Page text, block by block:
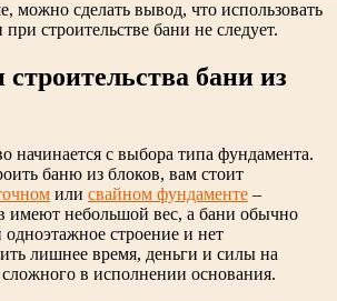
можно сделать вывод, что использовать
строительстве бани не следует.
бани из
начинается с выбора типа фундамента.
баню из блоков, вам стоит
или свайном фундаменте –
имеют небольшой вес, а бани обычно
одноэтажное строение и нет
лишнее время, деньги и силы на
сложного в исполнении основания.